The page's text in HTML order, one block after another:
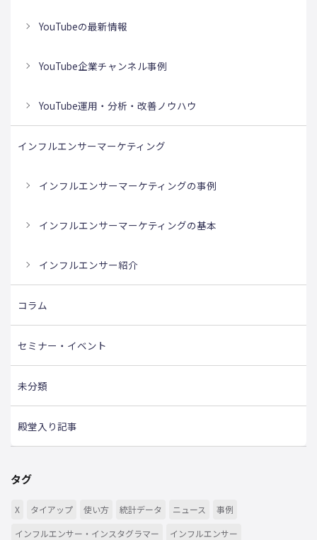
YouTubeの最新情報
YouTube企業チャンネル事例
YouTube運用・分析・改善ノウハウ
インフルエンサーマーケティング
インフルエンサーマーケティングの事例
インフルエンサーマーケティングの基本
インフルエンサー紹介
コラム
セミナー・イベント
未分類
殿堂入り記事
タグ
X タイアップ 使い方 統計データ ニュース
事例
インフルエンサー・インスタグラマー
インフルエンサー